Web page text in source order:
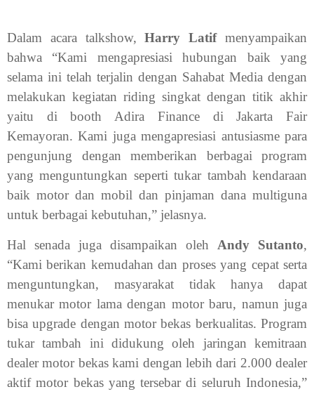
Dalam acara talkshow,Harry Latifmenyampaikan
bahwa “Kami mengapresiasi hubungan baik yang
selama ini telah terjalin dengan Sahabat Media dengan
melakukan kegiatan riding singkat dengan titik akhir
yaitu di booth Adira Finance di Jakarta Fair
Kemayoran. Kami juga mengapresiasi antusiasme para
pengunjung dengan memberikan berbagai program
yang menguntungkan seperti tukar tambah kendaraan
baik motor dan mobil dan pinjaman dana multiguna
untuk berbagai kebutuhan,” jelasnya.
Hal senada juga disampaikan oleh Andy Sutanto,
“Kami berikan kemudahan dan proses yang cepat serta
menguntungkan, masyarakat tidak hanya dapat
menukar motor lama dengan motor baru, namun juga
bisa upgrade dengan motor bekas berkualitas. Program
tukar tambah ini didukung oleh jaringan kemitraan
dealer motor bekas kami dengan lebih dari 2.000 dealer
aktif motor bekas yang tersebar di seluruh Indonesia,”